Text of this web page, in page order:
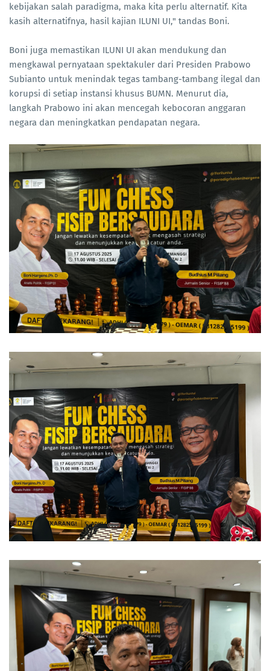
kebijakan salah paradigma, maka kita perlu alternatif. Kita
kasih alternatifnya, hasil kajian ILUNI UI," tandas Boni.
Boni juga memastikan ILUNI UI akan mendukung dan
mengkawal pernyataan spektakuler dari Presiden Prabowo
Subianto untuk menindak tegas tambang-tambang ilegal dan
korupsi di setiap instansi khusus BUMN. Menurut dia,
langkah Prabowo ini akan mencegah kebocoran anggaran
negara dan meningkatkan pendapatan negara.